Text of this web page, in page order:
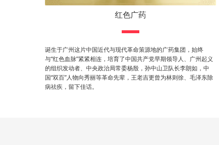
红色广药
诞生于广州这片中国近代与现代革命策源地的广药集团，始终
与“红色血脉”紧紧相连，培育了中国共产党早期领导人、广州起义
的组织发动者、中央政治局常委杨殷，孙中山卫队长李朗如，中
国“双百”人物向秀丽等革命先辈，王老吉更曾为林则徐、毛泽东除
病祛疾，留下佳话。